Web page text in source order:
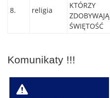
8. religia
KTÓRZY
ZDOBYWAJĄ
ŚWIĘTOŚĆ
Komunikaty !!!
W